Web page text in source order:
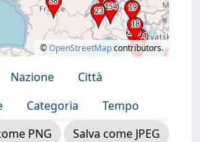
©OpenStreetMapcontributors.
Nazione
Città
Categoria
Tempo
PNG
Salva come JPEG